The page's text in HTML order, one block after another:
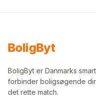
BoligByt
BoligByt er Danmarks
forbinder boligsøgende
det rette match.